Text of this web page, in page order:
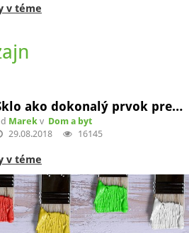
v téme
ako dokonalý prvok pre…
Marek v Dom a byt
29.08.2018
16145
v téme